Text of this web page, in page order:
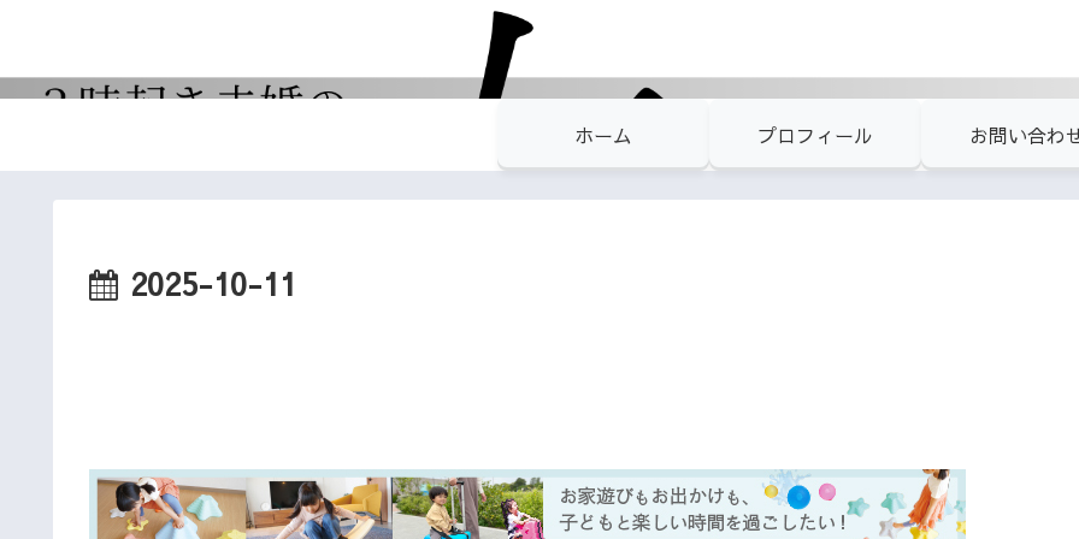
ホーム プロフィール お問い合わ
2025-10-11